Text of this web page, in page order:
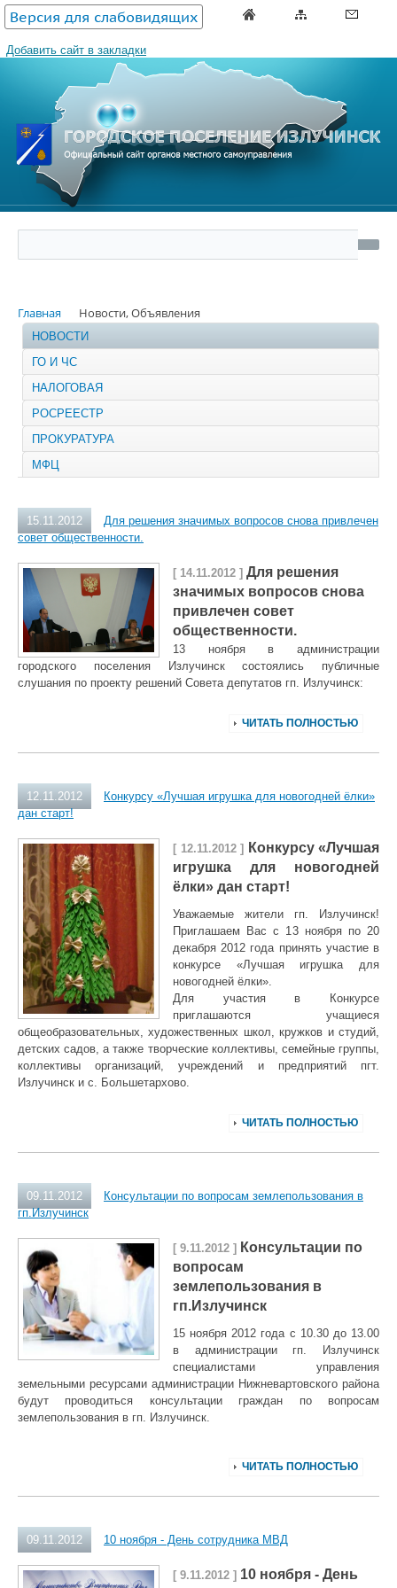
Версия для слабовидящих
Добавить сайт в закладки
Главная Новости, Объявления
НОВОСТИ
ГО И ЧС
НАЛОГОВАЯ
РОСРЕЕСТР
ПРОКУРАТУРА
МФЦ
15.11.2012
Для решения значимых вопросов снова привлечен
совет общественности.
[ 14.11.2012 ] Для решения
значимых вопросов снова
привлечен совет
общественности.
13 ноября в администрации
городского поселения Излучинск состоялись публичные
слушания по проекту решений Совета депутатов гп. Излучинск:
ЧИТАТЬ ПОЛНОСТЬЮ
12.11.2012
Конкурсу «Лучшая игрушка для новогодней ёлки»
дан старт!
[ 12.11.2012 ]
Конкурсу «Лучшая
игрушка для новогодней
ёлки» дан старт!
Уважаемые жители гп. Излучинск!
Приглашаем Вас с 13 ноября по 20
декабря 2012 года принять участие в
конкурсе «Лучшая игрушка для
новогодней ёлки».
Для участия в Конкурсе
приглашаются учащиеся
общеобразовательных, художественных школ, кружков и студий,
детских садов, а также творческие коллективы, семейные группы,
коллективы организаций, учреждений и предприятий пгт.
Излучинск и с. Большетархово.
ЧИТАТЬ ПОЛНОСТЬЮ
09.11.2012
Консультации по вопросам землепользования в
гп.Излучинск
[ 9.11.2012 ] Консультации по
вопросам
землепользования в
гп.Излучинск
15 ноября 2012 года с 10.30 до 13.00
в администрации гп. Излучинск
специалистами управления
земельными ресурсами администрации Нижневартовского района
будут проводиться консультации граждан по вопросам
землепользования в гп. Излучинск.
ЧИТАТЬ ПОЛНОСТЬЮ
09.11.2012 10 ноября - День сотрудника МВД
[ 9.11.2012 ] 10 ноября - День